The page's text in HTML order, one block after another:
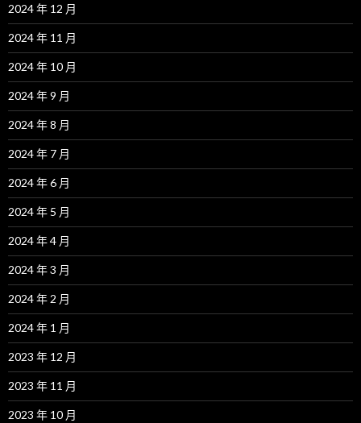
2024 年 12 月
2024 年 11 月
2024 年 10 月
2024 年 9 月
2024 年 8 月
2024 年 7 月
2024 年 6 月
2024 年 5 月
2024 年 4 月
2024 年 3 月
2024 年 2 月
2024 年 1 月
2023 年 12 月
2023 年 11 月
2023 年 10 月